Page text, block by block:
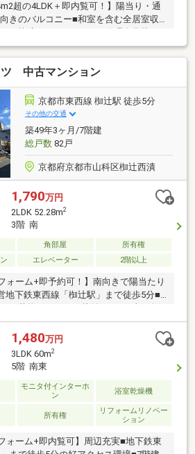
超の4LDK＋即内覧可！】陽当り・通
きのバルコニー■和室を含む全居室収
ツ 中古マンション
京都市東西線 椥辻駅 徒歩5分
その他の交通
築49年3ヶ月/7階建
総戸数82戸
京都府京都市山科区椥辻西潰
1,790万円
2LDK 52.28m2
3階 南
角部屋
所有権
エレベーター 2階以上
ォーム+即予約可！】南向きで陽当たり
地下鉄東西線「椥辻駅」まで徒歩5分■
好な2LDKプランです
1,480万円
3LDK 60m2
5階 南東
モニタ付インターホ
ン
浴室乾燥機
所有権
リフォームリノベー
ション
ォーム+即内覧可】周辺充実■地下鉄東